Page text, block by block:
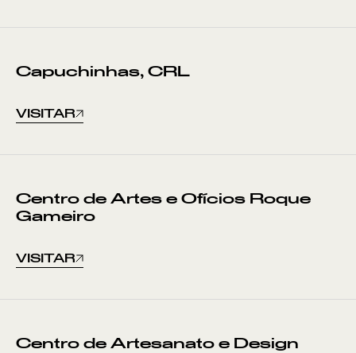
Capuchinhas, CRL
VISITAR
Centro de Artes e Ofícios Roque
Gameiro
VISITAR
Centro de Artesanato e Design